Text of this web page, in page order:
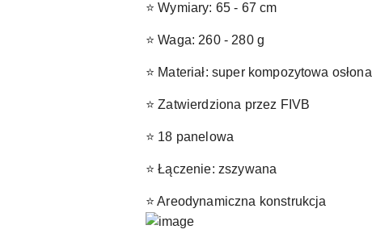
⭐ Wymiary: 65 - 67 cm
⭐ Waga: 260 - 280 g
⭐ Materiał: super kompozytowa osłona
⭐ Zatwierdziona przez FIVB
⭐ 18 panelowa
⭐ Łączenie: zszywana
⭐ Areodynamiczna konstrukcja